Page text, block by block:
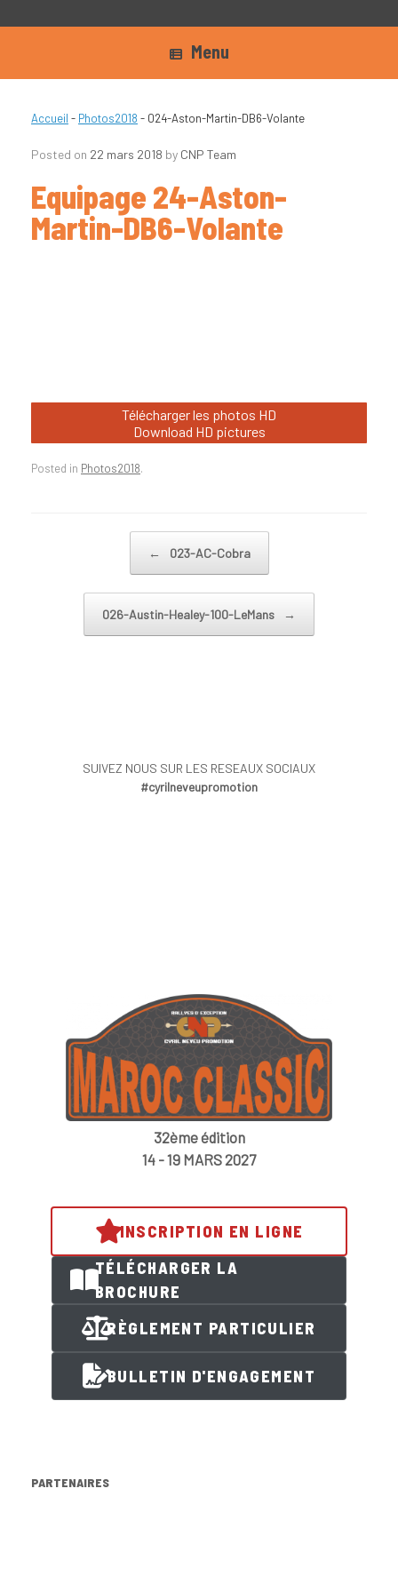
Menu
Accueil - Photos2018 - 024-Aston-Martin-DB6-Volante
Posted on 22 mars 2018 by CNP Team
Equipage 24-Aston-
Martin-DB6-Volante
Télécharger les photos HD
Download HD pictures
Posted in Photos2018.
← 023-AC-Cobra
026-Austin-Healey-100-LeMans →
SUIVEZ NOUS SUR LES RESEAUX SOCIAUX
#cyrilneveupromotion
32ème édition
14 - 19 MARS 2027
INSCRIPTION EN LIGNE
TÉLÉCHARGER LA
BROCHURE
RÈGLEMENT PARTICULIER
BULLETIN D'ENGAGEMENT
PARTENAIRES